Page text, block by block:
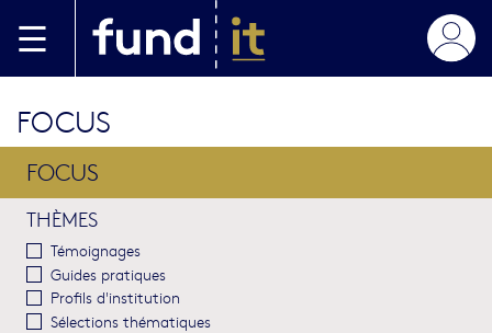
FOCUS
FOCUS
THÈMES
Témoignages
Guides pratiques
Profils d'institution
Sélections thématiques